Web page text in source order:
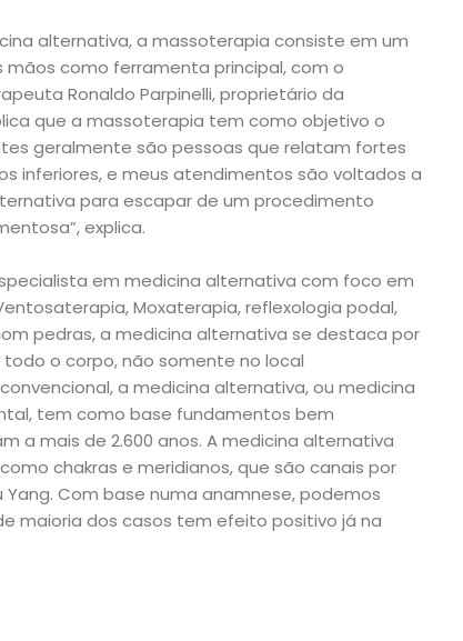
alternativa, a massoterapia consiste em um
como ferramenta principal, com o
Ronaldo Parpinelli, proprietário da
que a massoterapia tem como objetivo o
geralmente são pessoas que relatam fortes
inferiores, e meus atendimentos são voltados a
para escapar de um procedimento
explica.
em medicina alternativa com foco em
Moxaterapia, reflexologia podal,
pedras, a medicina alternativa se destaca por
o corpo, não somente no local
a medicina alternativa, ou medicina
tem como base fundamentos bem
a mais de 2.600 anos. A medicina alternativa
chakras e meridianos, que são canais por
Com base numa anamnese, podemos
maioria dos casos tem efeito positivo já na